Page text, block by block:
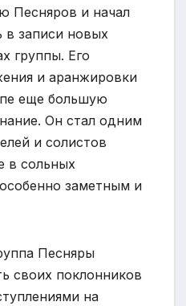
Песняров и начал
в записи новых
группы. Его
и аранжировки
еще большую
Он стал одним
и солистов
в сольных
заметным и
Песняры
своих поклонников
на